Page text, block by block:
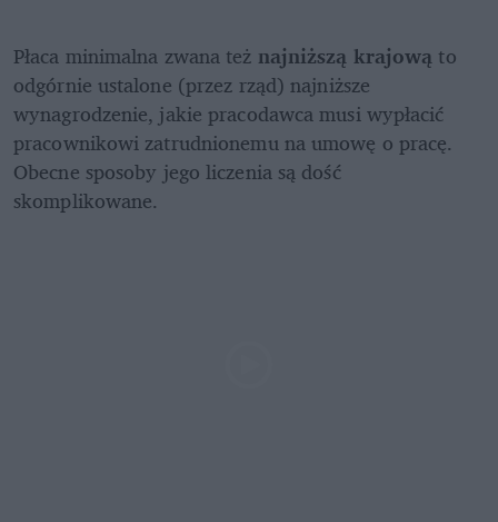
Płaca minimalna zwana też najniższą krajową to
odgórnie ustalone (przez rząd) najniższe
wynagrodzenie, jakie pracodawca musi wypłacić
pracownikowi zatrudnionemu na umowę o pracę.
Obecne sposoby jego liczenia są dość
skomplikowane.